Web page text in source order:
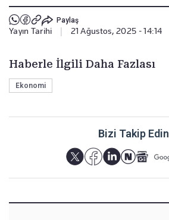
Paylaş
Yayın Tarihi 21 Ağustos, 2025 - 14:14
Haberle İlgili Daha Fazlası
Ekonomi
Bizi Takip Edin